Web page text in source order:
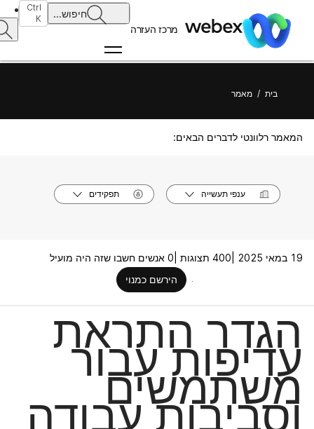
מרכז העזרה
חיפוש...
Ctrl
K
בית / מאמר
המאמר רלוונטי לדברים הבאים:
ענפי תעשייה תפקידים
19 במאי 2025 | 400 תצוגות |
0 אנשים חשבו שזה היה מועיל
הירשם כמנוי
הגדר התראת
עדיפות עבור
משתמשים
וסביבות עבודה